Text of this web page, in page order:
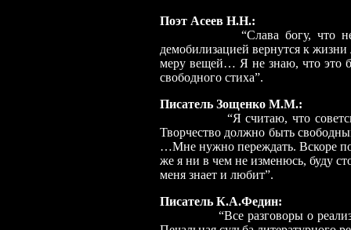
Поэт Асеев Н.Н.:
“Слава богу, что
демобилизацией вернутся к
меру вещей… Я не знаю, что это
свободного стиха”.
Писатель Зощенко М.М.:
“Я считаю, что
Творчество должно быть
…Мне нужно переждать. Вскоре
же я ни в чем не изменюсь, буду
меня знает и любит”.
Писатель К.А.Федин:
“Все разговоры о